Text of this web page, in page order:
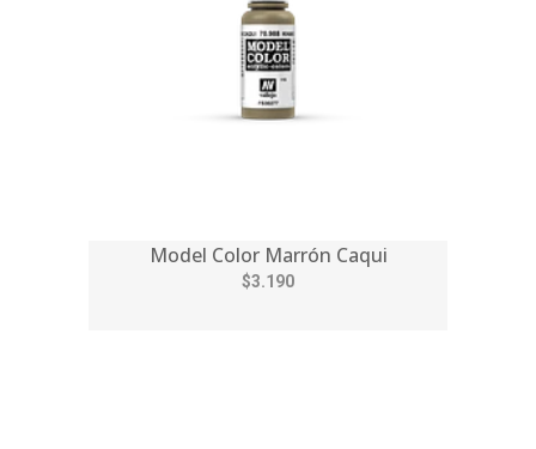
Model Color Marrón Caqui
$3.190